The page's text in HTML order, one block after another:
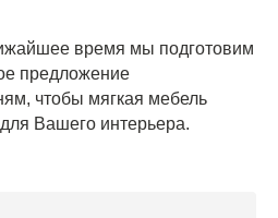
время мы подготовим
предложение
чтобы мягкая мебель
Вашего интерьера.